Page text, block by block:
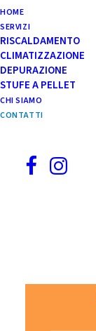
HOME
SERVIZI
RISCALDAMENTO
CLIMATIZZAZIONE
DEPURAZIONE
STUFE A PELLET
CHI SIAMO
CONTATTI